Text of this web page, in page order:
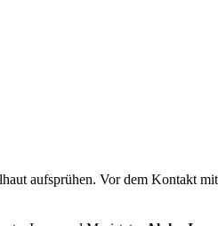
aufsprühen. Vor dem Kontakt